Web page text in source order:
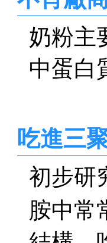
奶粉主
中蛋白
吃進三
初步研
胺中常